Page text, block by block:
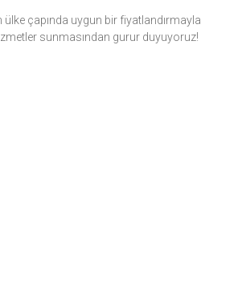
çapında uygun bir fiyatlandırmayla
sunmasından gurur duyuyoruz!